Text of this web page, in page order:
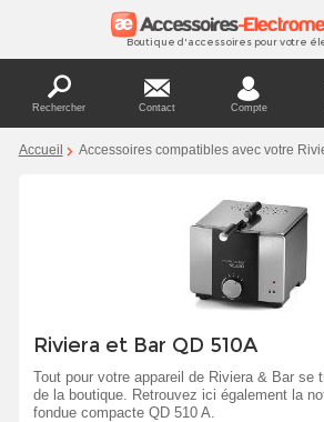
Boutique d'accessoires pour votre
Rechercher Contact Compte
Accueil Accessoires compatibles avec votre
Riviera et Bar QD 510A
Tout pour votre appareil de Riviera & Bar se
de la boutique. Retrouvez ici également la
fondue compacte QD 510 A.